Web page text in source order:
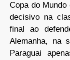
Copa do Mundo
decisivo na
final ao
Alemanha, na
Paraguai